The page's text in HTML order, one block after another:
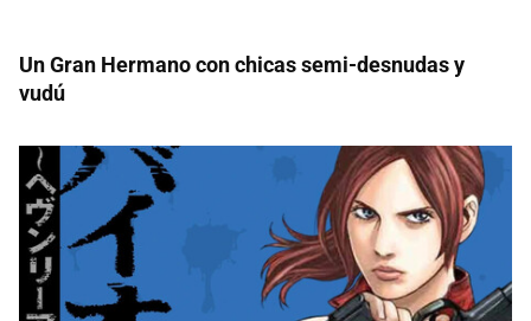
Un Gran Hermano con chicas semi-desnudas y
vudú